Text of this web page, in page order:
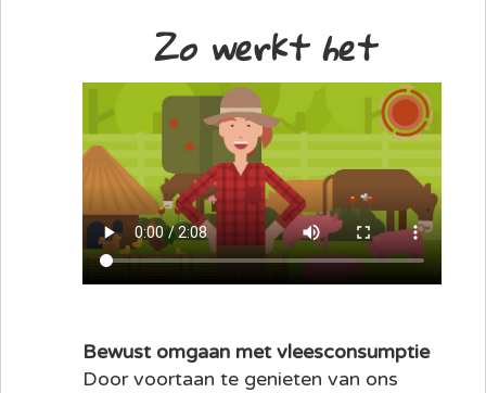
Zo werkt het
Bewust omgaan met vleesconsumptie
Door voortaan te genieten van ons